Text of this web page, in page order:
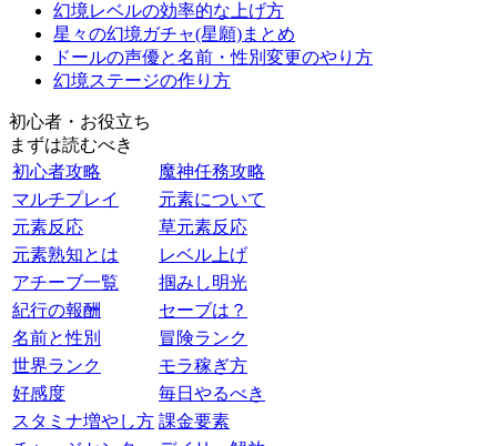
幻境レベルの効率的な上げ方
星々の幻境ガチャ(星願)まとめ
ドールの声優と名前・性別変更のやり方
幻境ステージの作り方
初心者・お役立ち
まずは読むべき
初心者攻略
魔神任務攻略
マルチプレイ
元素について
元素反応
草元素反応
元素熟知とは
レベル上げ
アチーブ一覧
掴みし明光
紀行の報酬
セーブは？
名前と性別
冒険ランク
世界ランク
モラ稼ぎ方
好感度
毎日やるべき
スタミナ増やし方 課金要素